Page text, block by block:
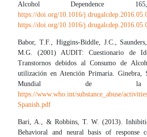
Alcohol Dependence
https://doi.org/10.1016/
https://doi.org/10.1016/
Babor, T.F., Higgins-Biddle, J.C.,
M.G. (2001) AUDIT: Cuestionario de
Transtornos debidos al Consumo de
utilización en Atención Primaria. Ginebra,
Mundial de la
https://www.who.int/substance_abuse/
Spanish.pdf
Bari, A., & Robbins, T. W. (2013).
Behavioral and neural basis of response